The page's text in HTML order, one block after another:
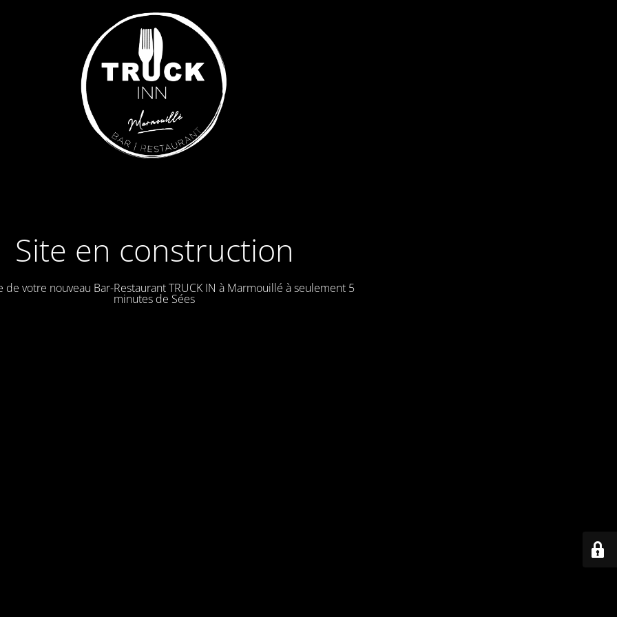
Site en construction
de votre nouveau Bar-Restaurant TRUCK IN à Marmouillé à seulement 5
minutes de Sées